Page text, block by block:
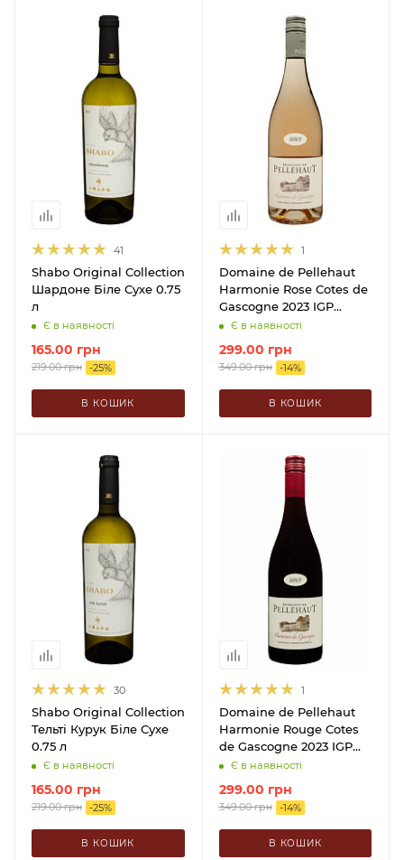
41
Shabo Original Collection
Шардоне Біле Сухе 0.75
л
Є в наявності
165.00 грн
219.00грн -25%
В КОШИК
1
Domaine de Pellehaut
Harmonie Rose Cotes de
Gascogne 2023 IGP
Рожеве Сухе 0.75 л
Є в наявності
299.00 грн
349.00грн -14%
В КОШИК
30
Shabo Original Collection
Тельті Курук Біле Сухе
0.75 л
Є в наявності
165.00 грн
219.00грн -25%
В КОШИК
1
Domaine de Pellehaut
Harmonie Rouge Cotes
de Gascogne 2023 IGP
Червоне Сухе 0.75 л
Є в наявності
299.00 грн
349.00грн -14%
В КОШИК